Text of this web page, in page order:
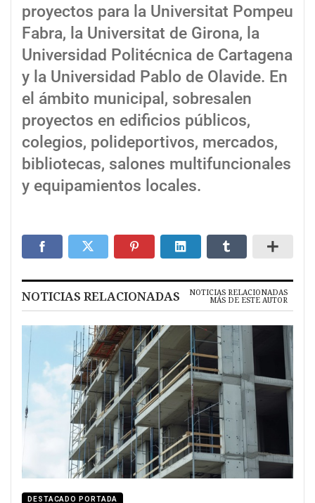
proyectos para la Universitat Pompeu
Fabra, la Universitat de Girona, la
Universidad Politécnica de Cartagena
y la Universidad Pablo de Olavide. En
el ámbito municipal, sobresalen
proyectos en edificios públicos,
colegios, polideportivos, mercados,
bibliotecas, salones multifuncionales
y equipamientos locales.
NOTICIAS RELACIONADAS NOTICIAS RELACIONADAS
MÁS DE ESTE AUTOR
DESTACADO PORTADA